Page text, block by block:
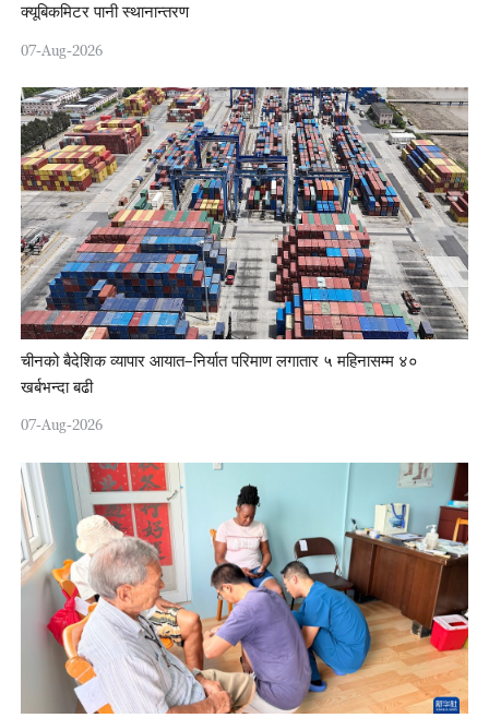
क्यूबिकमिटर पानी स्थानान्तरण
07-Aug-2026
चीनको बैदेशिक व्यापार आयात–निर्यात परिमाण लगातार ५ महिनासम्म ४०
खर्बभन्दा बढी
07-Aug-2026